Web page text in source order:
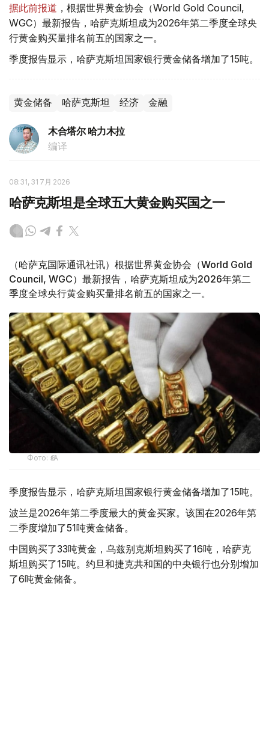
据此前报道 ，根据世界黄金协会（World Gold Council,
WGC）最新报告，哈萨克斯坦成为2026年第二季度全球央
行黄金购买量排名前五的国家之一。
季度报告显示，哈萨克斯坦国家银行黄金储备增加了15吨。
黄金储备 哈萨克斯坦 经济 金融
木合塔尔 哈力木拉
编译
08:31, 31 7月 2026
哈萨克斯坦是全球五大黄金购买国之一
（哈萨克国际通讯社讯）根据世界黄金协会（World Gold
Council, WGC）最新报告，哈萨克斯坦成为2026年第二
季度全球央行黄金购买量排名前五的国家之一。
Фото: ӨзА
季度报告显示，哈萨克斯坦国家银行黄金储备增加了15吨。
波兰是2026年第二季度最大的黄金买家。该国在2026年第
二季度增加了51吨黄金储备。
中国购买了33吨黄金，乌兹别克斯坦购买了16吨，哈萨克
斯坦购买了15吨。约旦和捷克共和国的中央银行也分别增加
了6吨黄金储备。